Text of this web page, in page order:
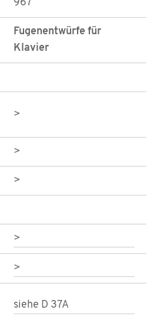
967
Fugenentwürfe für
Klavier
>
>
>
>
>
siehe D 37A